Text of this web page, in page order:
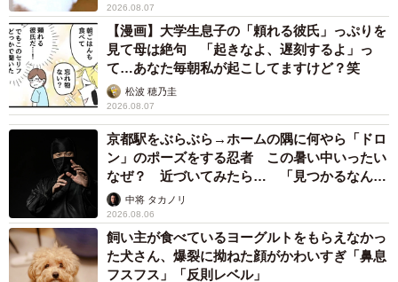
2026.08.07
【漫画】大学生息子の「頼れる彼氏」っぷりを
見て母は絶句 「起きなよ、遅刻するよ」っ
て…あなた毎朝私が起こしてますけど？笑
松波 穂乃圭
2026.08.07
京都駅をぶらぶら→ホームの隅に何やら「ドロ
ン」のポーズをする忍者 この暑い中いったい
なぜ？ 近づいてみたら… 「見つかるなんて
未熟」中将 タカノリ
2026.08.06
飼い主が食べているヨーグルトをもらえなかっ
た犬さん、爆裂に拗ねた顔がかわいすぎ「鼻息
フスフス」「反則レベル」